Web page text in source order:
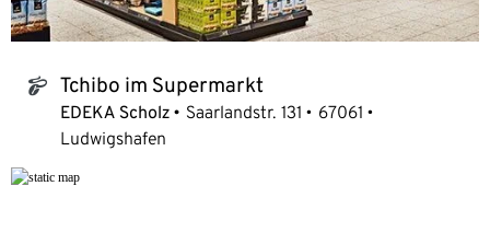
tchibo_logo Tchibo im Supermarkt
EDEKA Scholz Saarlandstr. 131
67061
Ludwigshafen